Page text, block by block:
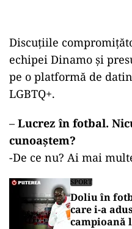
Discuțiile
echipei Dinamo și
pe o platformă de
LGBTQ+.
– Lucrez în fotbal.
cunoaștem?
-De ce nu? Ai mai
SPORT
Doliu în
care i-a
campioană